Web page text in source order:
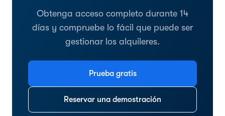
Obtenga acceso completo durante 14
días y compruebe lo fácil que puede ser
gestionar los alquileres.
Prueba gratis
Reservar una demostración